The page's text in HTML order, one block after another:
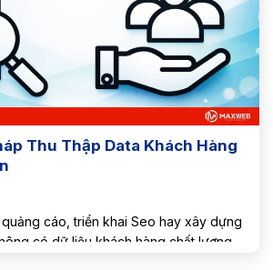
Thu Thập Data Khách Hàng
cáo, triển khai Seo hay xây dựng
có dữ liệu khách hàng chất lượng